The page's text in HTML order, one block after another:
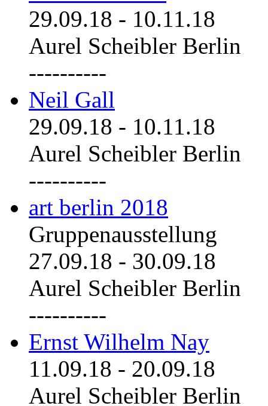
29.09.18 - 10.11.18
Aurel Scheibler Berlin
----------
Neil Gall
29.09.18 - 10.11.18
Aurel Scheibler Berlin
----------
art berlin 2018
Gruppenausstellung
27.09.18 - 30.09.18
Aurel Scheibler Berlin
----------
Ernst Wilhelm Nay
11.09.18 - 20.09.18
Aurel Scheibler Berlin